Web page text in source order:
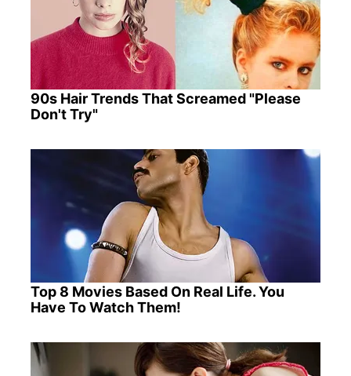
90s Hair Trends That Screamed "Please
Don't Try"
Top 8 Movies Based On Real Life. You
Have To Watch Them!